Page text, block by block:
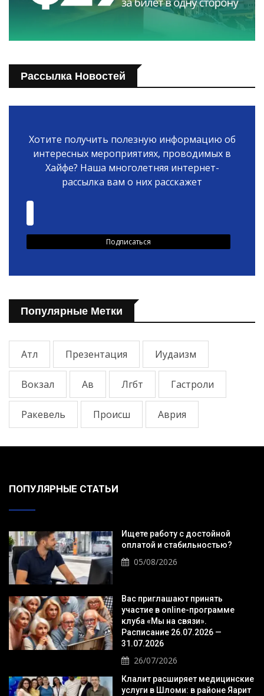
Рассылка Новостей
Хотите получить полезную информацию об
интересных мероприятиях, проводимых в
Хайфе? Наша многолетняя интернет-
рассылка вам о них расскажет
Популярные Метки
Атл Презентация Иудаизм
Вокзал Ав Лгбт Гастроли
Ракевель Происш Аврия
ПОПУЛЯРНЫЕ СТАТЬИ
Ищете работу с достойной
оплатой и стабильностью?
05/08/2026
Вас приглашают принять
участие в online-программе
клуба «Мы на связи».
Расписание 26.07.2026 —
31.07.2026
26/07/2026
Клалит расширяет медицинские
услуги в Шломи: в районе Яарит